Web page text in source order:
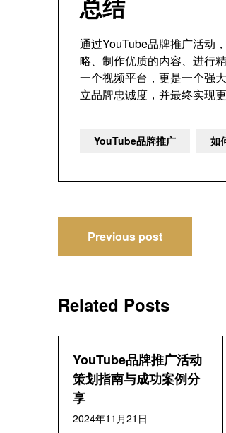
总结
通过YouTube品牌推广活动
略、制作优质的内容、进行
一个视频平台，更是一个强
立品牌忠诚度，并最终实现
YouTube品牌推广 如
章
导
航
Previous post
Related Posts
YouTube品牌推广活动
策划指南与成功案例分
享
2024年11月21日